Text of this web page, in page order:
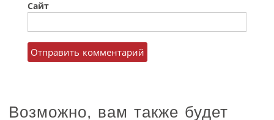
Сайт
Возможно, вам также будет